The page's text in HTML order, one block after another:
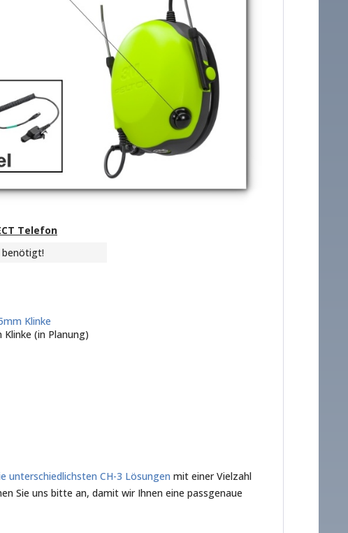
Telefon
benötigt!
Klinke
(in Planung)
unterschiedlichsten CH-3 Lösungen mit einer Vielzahl
Sie uns bitte an, damit wir Ihnen eine passgenaue